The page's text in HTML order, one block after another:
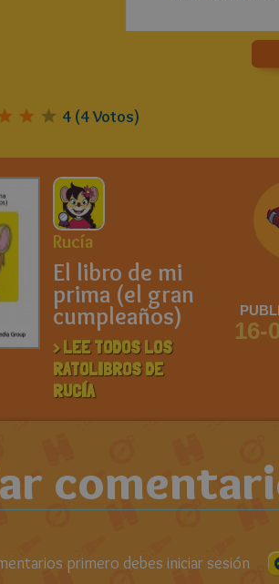
4 (4Votos)
Rucía
El libro de mi
prima (el gran
cumpleaños)
> LEE TODOS LOS
RATOLIBROS DE
RUCÍA
16-
primero debes iniciar sesión